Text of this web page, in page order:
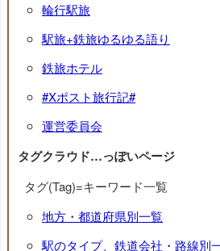
輪行駅旅
駅旅+鉄旅ゆるゆる語り
鉄旅ホテル
#Xポスト旅行記#
運営委員会
タグクラウド…っぽいページ
タグ(Tag)=キーワード一覧
地方・都道府県別一覧
駅のタイプ、鉄道会社・路線別